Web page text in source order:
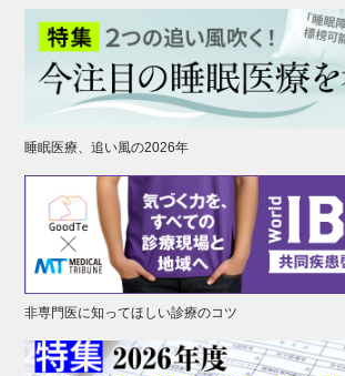
睡眠医療、追い風の2026年
非専門医に知ってほしい診療のコツ